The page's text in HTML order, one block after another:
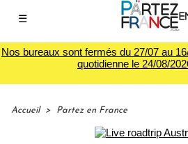
☰
Nos bureaux sont fermés du 27/07 au
quotidienne le 24/08/
Accueil > Partez en France